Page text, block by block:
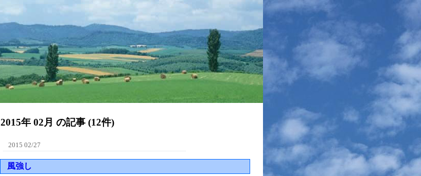
2015年 02月 の記事 (12件)
2015 02/27
風強し